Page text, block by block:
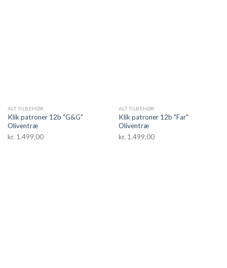
ALT TILBEHØR
Klik patroner 12b "G&G"
Oliventræ
kr. 1.499,00
ALT TILBEHØR
Klik patroner 12b "Far"
Oliventræ
kr. 1.499,00